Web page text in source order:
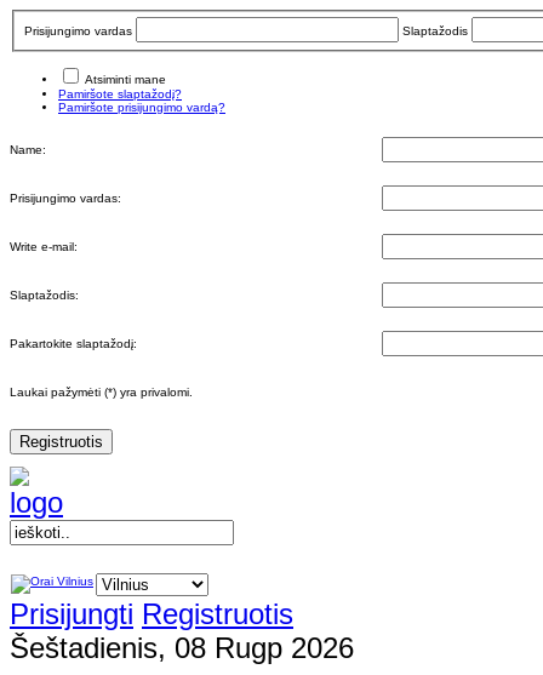
Prisijungimo vardas Slaptažodis
Atsiminti mane
Pamiršote slaptažodį?
Pamiršote prisijungimo vardą?
Name:
Prisijungimo vardas:
Write e-mail:
Slaptažodis:
Pakartokite slaptažodį:
Laukai pažymėti (*) yra privalomi.
Registruotis
Prisijungti Registruotis
Šeštadienis, 08 Rugp 2026